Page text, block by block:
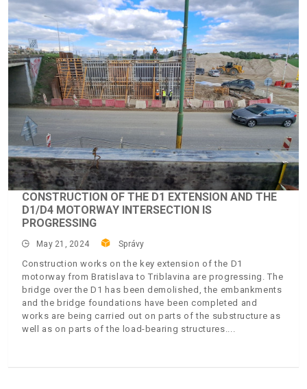
CONSTRUCTION OF THE D1 EXTENSION AND THE
D1/D4 MOTORWAY INTERSECTION IS
PROGRESSING
May 21, 2024 Správy
Construction works on the key extension of the D1
motorway from Bratislava to Triblavina are progressing. The
bridge over the D1 has been demolished, the embankments
and the bridge foundations have been completed and
works are being carried out on parts of the substructure as
well as on parts of the load-bearing structures.